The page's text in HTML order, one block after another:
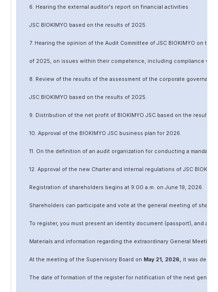
6. Hearing the external auditor's report on financial activities
JSC BIOKIMYO based on the results of 2025.
7. Hearing the opinion of the Audit Committee of JSC BIOKIMYO on the
of 2025, on issues within their competence, including compliance
8. Review of the results of the assessment of the corporate
JSC BIOKIMYO based on the results of 2025.
9. Distribution of the net profit of BIOKIMYO JSC based on the results
10. Approval of the BIOKIMYO JSC business plan for 2026.
11. On the definition of an audit organization for conducting a
12. Approval of the new Charter and internal regulations of JSC
Registration of shareholders begins at 9:00 a.m. on June 19, 2026.
Shareholders can participate and vote at the general meeting of
To register, you must present an identity document (passport), and a
Materials and information regarding the extraordinary General
At the meeting of the Supervisory Board on May21, 2026, it was
The date of formation of the register for notification of the next